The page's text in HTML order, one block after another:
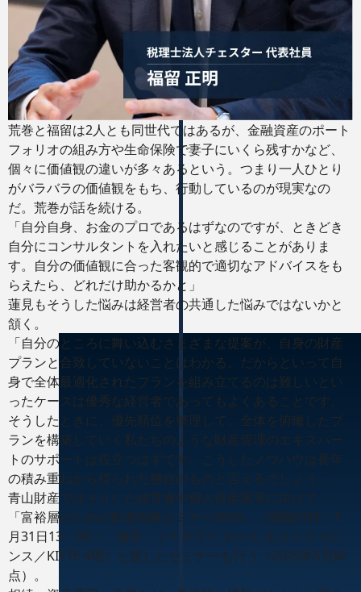
荒巻と福留は2人とも同世代ではあるが、金融資産のポート
フォリオの組み方や生命保険で妻子にいくら残すかなど、
個々に価値観の違いが多々あるという。つまり一人ひとり
がバラバラの価値観をもち、行動しているのが現実なの
だ。荒巻が話を続ける。
「自分自身、お金のプロであるはずなのですが、ときどき
自分にコンサルタントを入れたいと感じることがありま
す。自分の価値観に合った客観的で適切なアドバイスをも
らえたら、どれだけ助かるかと」
蓮見もそうした悩みは経営者の共通した悩みではないかと
頷く。
「自分のところに舞い込むさまざまな提案が、自身の財産
プランと合致していないことはわかる。だからといって自
身で全体最適化されたプランを組み立てるのは難しいとい
ったケースは優秀な経営者であってもよくあることです。
そうしたときに、優先順位を整理して、全体を俯瞰したプ
ランを構築していく私たちのような財産管理のエキスパー
トのサポートは役立つはずです。こうしたノウハウは長年
の積み重ねから得られた独自のものと言えるでしょう」
青山財産ではそうした経営者や個人資産家等に向けて、
「富裕層のための財産戦略セミナー2025」（開催日時：7
月31日13：00～、場所：ＪＰタワー ホール ＆カンファレ
ンス／KITTE 4階）と題したセミナーも行う（2025年5月時
点）。